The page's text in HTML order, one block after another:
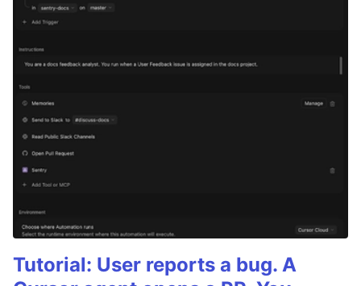
Tutorial: User reports a bug. A